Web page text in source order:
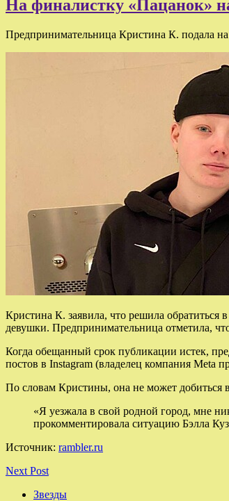
На финалистку «Пацанок»
Предпринимательница Кристина К. подала
Кристина К. заявила, что решила обратиться
девушки. Предпринимательница отметила,
Когда обещанный срок публикации истек,
постов в Instagram (владелец компания Meta
По словам Кристины, она не может добиться
«Я уезжала в свой родной город, мне
прокомментировала ситуацию Бэлла
Источник: rambler.ru
Next Post
Звезды